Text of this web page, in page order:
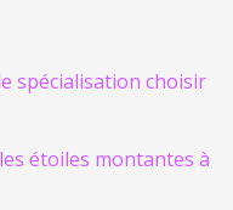
spécialisation choisir
étoiles montantes à